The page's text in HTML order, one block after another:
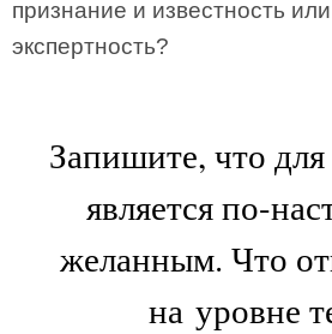
признание и известность
экспертность?
Запишите, что для
является по-
желанным. Что
на уровне